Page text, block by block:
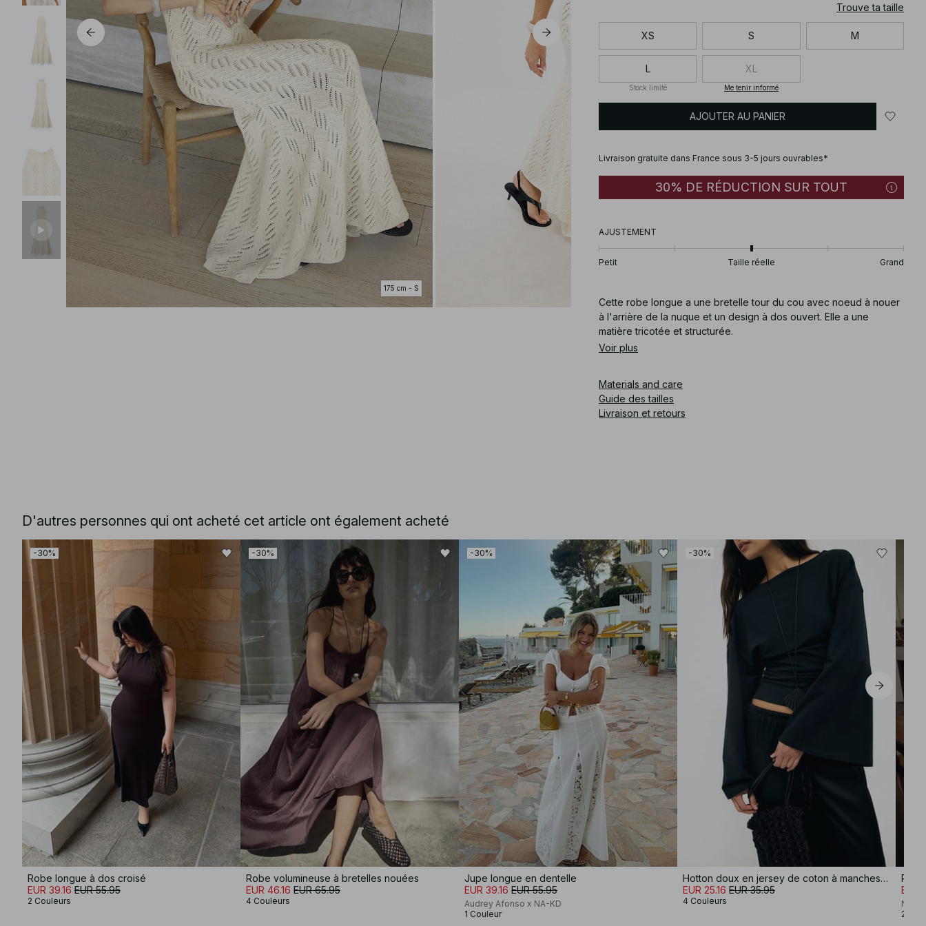
175 cm - S
Trouve ta taille
XS S M
L
Stock limité
XL
Me tenir informé
AJOUTER AU PANIER
Livraison gratuite dans France sous 3-5 jours ouvrables*
30% DE RÉDUCTION SUR TOUT
AJUSTEMENT
Petit Taille réelle Grand
Cette robe longue a une bretelle tour du cou avec noeud à nouer
à l'arrière de la nuque et un design à dos ouvert. Elle a une
matière tricotée et structurée.
size reference, please check the size guide.
How does the material feel? The knitted material is soft with a
slight stretch, ensuring comfort throughout wear while
maintaining its shape.
Code article:1100-013040-0260
Voir plus
Materials and care
Guide des tailles
Livraison et retours
D'autres personnes qui ont acheté cet article ont également acheté
-30%
Robe longue à dos croisé
EUR 39.16 EUR 55.95
2 Couleurs
-30%
Robe volumineuse à bretelles nouées
EUR 46.16 EUR 65.95
4 Couleurs
-30%
Jupe longue en dentelle
EUR 39.16 EUR 55.95
Audrey Afonso x NA-KD
1 Couleur
-30%
Hotton doux en jersey de coton à manches larges
EUR 25.16 EUR 35.95
4 Couleurs
EUR
NA-
2